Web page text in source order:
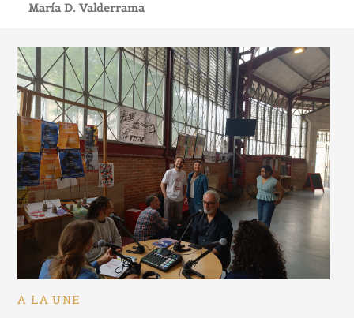
María D. Valderrama
A LA UNE